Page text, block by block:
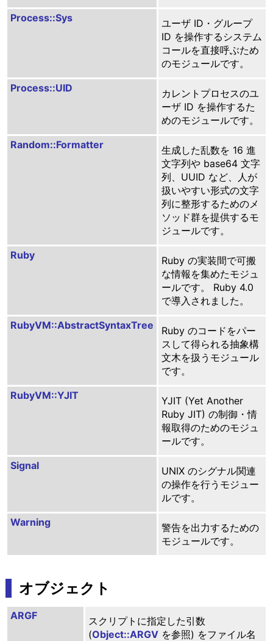
Process::Sys
ユーザ ID・グループ
ID を操作するシステム
コールを直接呼ぶため
のモジュールです。
Process::UID
カレントプロセスのユ
ーザ ID を操作するた
めのモジュールです。
Random::Formatter
生成した乱数を 16 進
文字列や base64 文字
列、UUID など、人が
扱いやすい形式の文字
列に整形するためのメ
ソッド群を提供するモ
ジュールです。
Ruby
Ruby の実装間で可搬
な情報を集めたモジュ
ールです。 Ruby 4.0
で導入されました。
RubyVM::AbstractSyntaxTree
Ruby のコードをパー
スして得られる抽象構
文木を扱うモジュール
です。
RubyVM::YJIT
YJIT (Yet Another
Ruby JIT) の制御・情
報取得のためのモジュ
ールです。
Signal
UNIX のシグナル関連
の操作を行うモジュー
ルです。
Warning
警告を出力するための
モジュールです。
オブジェクト
ARGF
スクリプトに指定した引数
(Object::ARGVを参照) をファイル名